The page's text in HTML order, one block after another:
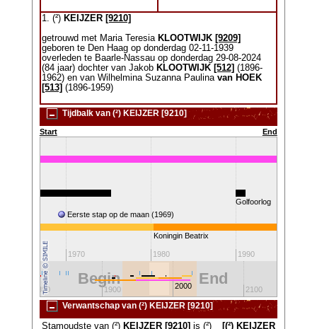
1. (²) KEIJZER [9210]
getrouwd met Maria Teresia KLOOTWIJK [9209]
geboren te Den Haag op donderdag 02-11-1939
overleden te Baarle-Nassau op donderdag 29-08-2024
(84 jaar) dochter van Jakob KLOOTWIJK [512] (1896-
1962) en van Wilhelmina Suzanna Paulina van HOEK
[513] (1896-1959)
Tijdbalk van (²) KEIJZER [9210]
Start End
1970 1980 1990
Golfoorlog
Koningin Beatrix
Eerste stap op de maan (1969)
1800 1900 2000 2100
Begin End
Verwantschap van (²) KEIJZER [9210]
Stamoudste van (²) KEIJZER [9210] is (²) [(²) KEIJZER